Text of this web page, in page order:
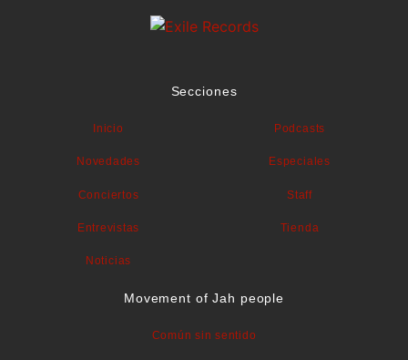
Secciones
Inicio
Novedades
Conciertos
Entrevistas
Noticias
Podcasts
Especiales
Staff
Tienda
Movement of Jah people
Común sin sentido